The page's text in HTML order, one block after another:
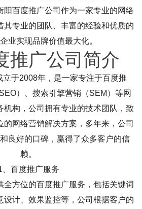
阳百度推广公司作为一家专业的网络
其专业的团队、丰富的经验和优质的
业实现品牌价值最大化。
推广公司简介
于2008年，是一家专注于百度推
）、搜索引擎营销（SEM）等网
机构，公司拥有专业的技术团队，致
的网络营销解决方案，多年来，公司
良好的口碑，赢得了众多客户的信
赖。
、百度推广服务
全方位的百度推广服务，包括关键词
设计、效果监控等，公司根据客户的